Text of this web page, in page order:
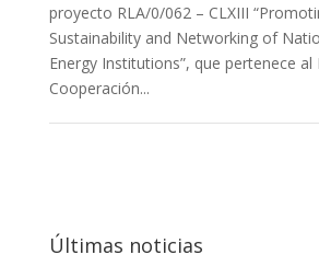
proyecto RLA/0/062 – CLXIII
Sustainability and Networking of
Energy Institutions”, que pertenece al
Cooperación...
Últimas noticias